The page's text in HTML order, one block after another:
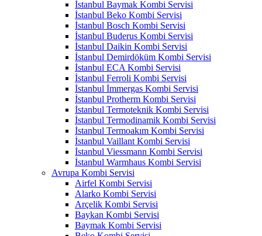
İstanbul Baymak Kombi Servisi
İstanbul Beko Kombi Servisi
İstanbul Bosch Kombi Servisi
İstanbul Buderus Kombi Servisi
İstanbul Daikin Kombi Servisi
İstanbul Demirdöküm Kombi Servisi
İstanbul ECA Kombi Servisi
İstanbul Ferroli Kombi Servisi
İstanbul İmmergas Kombi Servisi
İstanbul Protherm Kombi Servisi
İstanbul Termoteknik Kombi Servisi
İstanbul Termodinamik Kombi Servisi
İstanbul Termoakım Kombi Servisi
İstanbul Vaillant Kombi Servisi
İstanbul Viessmann Kombi Servisi
İstanbul Warmhaus Kombi Servisi
Avrupa Kombi Servisi
Airfel Kombi Servisi
Alarko Kombi Servisi
Arçelik Kombi Servisi
Baykan Kombi Servisi
Baymak Kombi Servisi